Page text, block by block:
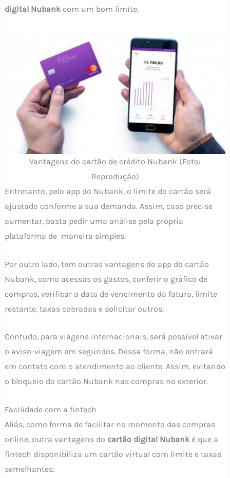
digital Nubank com um bom limite.
Vantagens do cartão de crédito Nubank (Foto:
Reprodução)
Entretanto, pelo app do Nubank, o limite do cartão será
ajustado conforme a sua demanda. Assim, caso precise
aumentar, basta pedir uma análise pela própria
plataforma de maneira simples.
Por outro lado, tem outras vantagens do app do cartão
Nubank, como acessas os gastos, conferir o gráfico de
compras, verificar a data de vencimento da fatura, limite
restante, taxas cobradas e solicitar outros.
Contudo, para viagens internacionais, será possível ativar
o aviso-viagem em segundos. Dessa forma, não entrará
em contato com o atendimento ao cliente. Assim, evitando
o bloqueio do cartão Nubank nas compras no exterior.
Facilidade com a fintech
Aliás, como forma de facilitar no momento das compras
online, outra vantagens do cartão digital Nubanké que a
fintech disponibiliza um cartão virtual com limite e taxas
semelhantes.